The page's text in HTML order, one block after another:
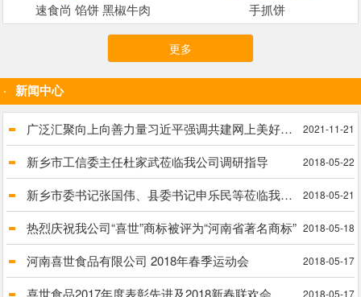
速食尚 馅饼 黑椒牛肉 手抓饼
更多
新闻中心
广泛汇聚向上向善力量习近平强调共建网上美好精神家园 2021-11-21
新乡市工信委主任杜家武莅临我公司调研指导 2018-05-22
新乡市委书记张国伟、县委书记申乐民等莅临我公司进行实地调研脱贫攻坚工作 2018-05-21
热烈庆祝我公司“喜世”商标被评为“河南省著名商标” 2018-05-18
河南喜世食品有限公司 2018年春季运动会 2018-05-17
喜世食品2017年度表彰先进及2018新春联欢会 2018-05-17